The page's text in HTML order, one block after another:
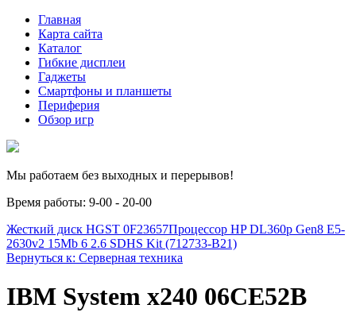
Главная
Карта сайта
Каталог
Гибкие дисплеи
Гаджеты
Смартфоны и планшеты
Периферия
Обзор игр
Мы работаем без выходных и перерывов!
Время работы: 9-00 - 20-00
Жесткий диск HGST 0F23657Процессор HP DL360p Gen8 E5-
2630v2 15Mb 6 2.6 SDHS Kit (712733-B21)
Вернуться к: Серверная техника
IBM System x240 06CE52B